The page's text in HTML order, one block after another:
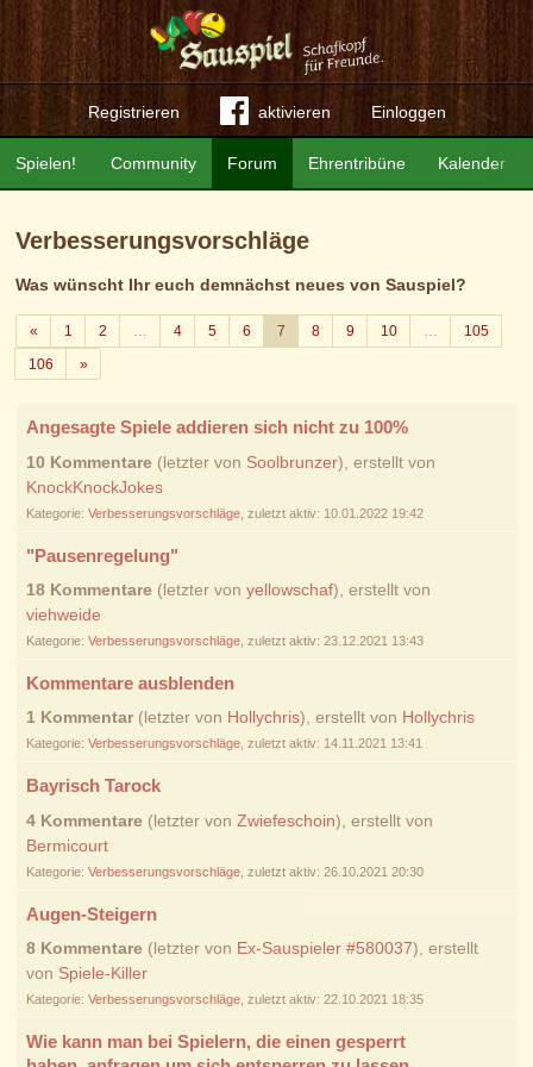
Registrieren aktivieren Einloggen
Community Forum Ehrentribüne Kalender
Spielen!
Verbesserungsvorschläge
Was wünscht Ihr euch demnächst neues von Sauspiel?
«Zurück
1 2 … 4 5 6 7 8 9 10 …
105
106
»Weiter
Angesagte Spiele addieren sich nicht zu 100%
10 Kommentare(letzter von Soolbrunzer), erstellt von
KnockKnockJokes
Kategorie: Verbesserungsvorschläge, zuletzt aktiv: 10.01.2022 19:42
"Pausenregelung"
18 Kommentare(letzter von yellowschaf), erstellt von
viehweide
Kategorie: Verbesserungsvorschläge, zuletzt aktiv: 23.12.2021 13:43
Kommentare ausblenden
1 Kommentar(letzter von Hollychris), erstellt von Hollychris
Kategorie: Verbesserungsvorschläge, zuletzt aktiv: 14.11.2021 13:41
Bayrisch Tarock
4 Kommentare(letzter von Zwiefeschoin), erstellt von
Bermicourt
Kategorie: Verbesserungsvorschläge, zuletzt aktiv: 26.10.2021 20:30
Augen-Steigern
8 Kommentare(letzter von Ex-Sauspieler #580037), erstellt
von Spiele-Killer
Kategorie: Verbesserungsvorschläge, zuletzt aktiv: 22.10.2021 18:35
Wie kann man bei Spielern, die einen gesperrt